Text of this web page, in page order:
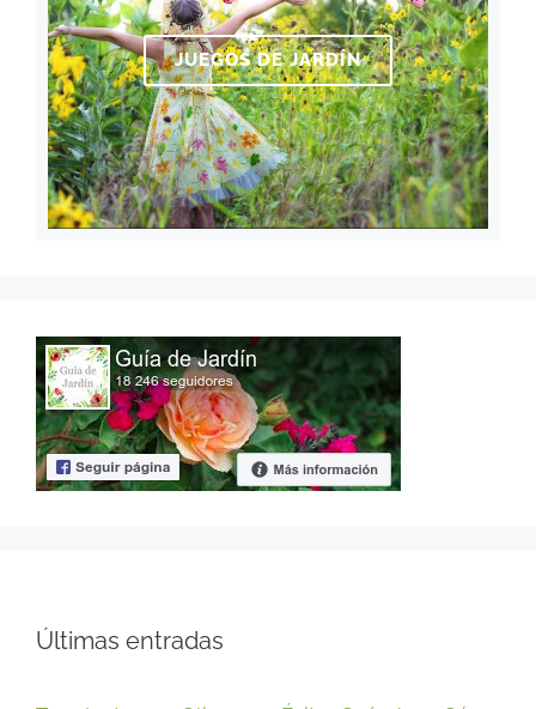
JUEGOS DE JARDÍN
Últimas entradas